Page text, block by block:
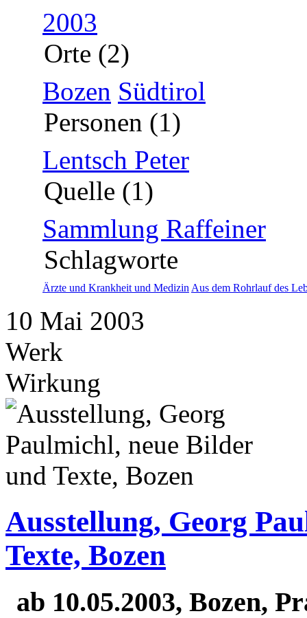
2003
Orte (2)
Bozen Südtirol
Personen (1)
Lentsch Peter
Quelle (1)
Sammlung Raffeiner
Schlagworte
Ärzte und Krankheit und Medizin Aus dem Rohrlauf des
10 Mai 2003
Werk
Wirkung
Ausstellung, Georg
Texte, Bozen
ab 10.05.2003, Bozen,